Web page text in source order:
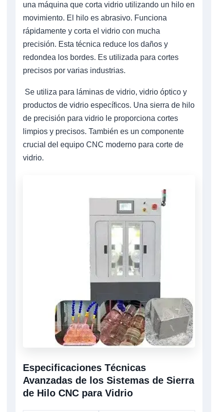
una máquina que corta vidrio utilizando un hilo en
movimiento. El hilo es abrasivo. Funciona
rápidamente y corta el vidrio con mucha
precisión. Esta técnica reduce los daños y
redondea los bordes. Es utilizada para cortes
precisos por varias industrias.
Se utiliza para láminas de vidrio, vidrio óptico y
productos de vidrio específicos. Una sierra de hilo
de precisión para vidrio le proporciona cortes
limpios y precisos. También es un componente
crucial del equipo CNC moderno para corte de
vidrio.
Especificaciones Técnicas
Avanzadas de los Sistemas de Sierra
de Hilo CNC para Vidrio